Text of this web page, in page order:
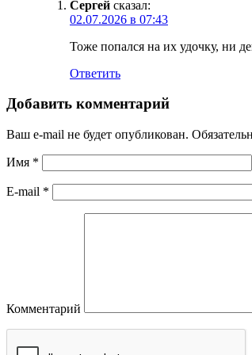
Сергей сказал:
02.07.2026 в 07:43
Тоже попался на их удочку, ни
Ответить
Добавить комментарий
Ваш e-mail не будет опубликован.
Имя *
E-mail *
Комментарий